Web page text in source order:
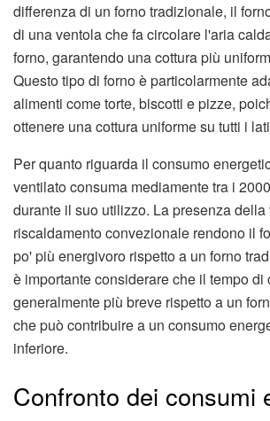
differenza di un forno tradizionale, il
di una ventola che fa circolare l'aria
forno, garantendo una cottura più
Questo tipo di forno è particolarmente
alimenti come torte, biscotti e pizze,
ottenere una cottura uniforme su tutti i
Per quanto riguarda il consumo
ventilato consuma mediamente tra i
durante il suo utilizzo. La presenza della
riscaldamento convezionale rendono il
po' più energivoro rispetto a un forno
è importante considerare che il tempo di
generalmente più breve rispetto a un
che può contribuire a un consumo
inferiore.
Confronto dei consumi